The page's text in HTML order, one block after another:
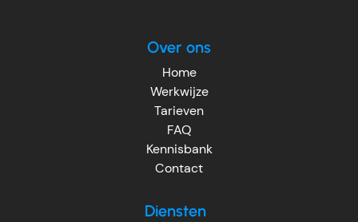
Over ons
Home
Werkwijze
Tarieven
FAQ
Kennisbank
Contact
Diensten